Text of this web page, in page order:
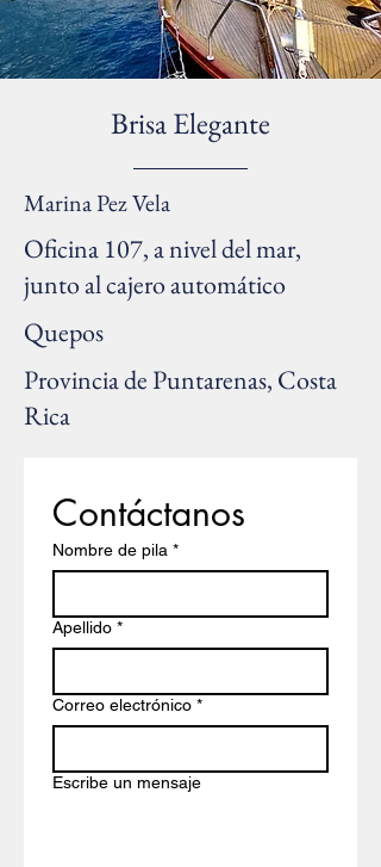
Brisa Elegante
Marina Pez Vela
Oficina 107, a nivel del mar,
junto al cajero automático
Quepos
Provincia de Puntarenas, Costa
Rica
Contáctanos
Nombre de pila *
Apellido *
Correo electrónico *
Escribe un mensaje